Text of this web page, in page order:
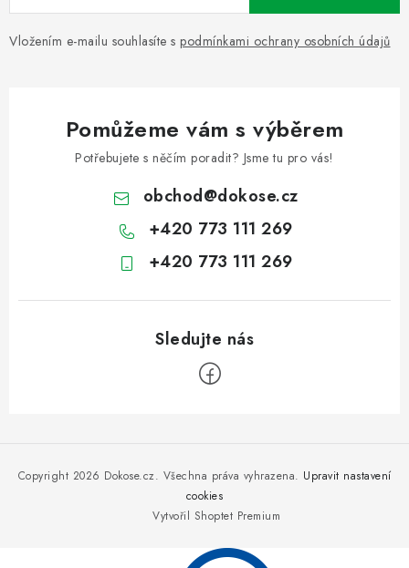
Vložením e-mailu souhlasíte s podmínkami ochrany osobních údajů
Pomůžeme vám s výběrem
Potřebujete s něčím poradit? Jsme tu pro vás!
obchod@dokose.cz
+420 773 111 269
+420 773 111 269
Vytvořil Shoptet Premium
Copyright 2026 Dokose.cz. Všechna práva vyhrazena. Upravit nastavení
cookies